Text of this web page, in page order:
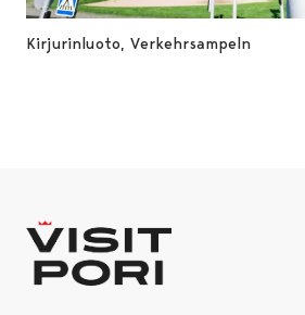
Kirjurinluoto, Verkehrsampeln